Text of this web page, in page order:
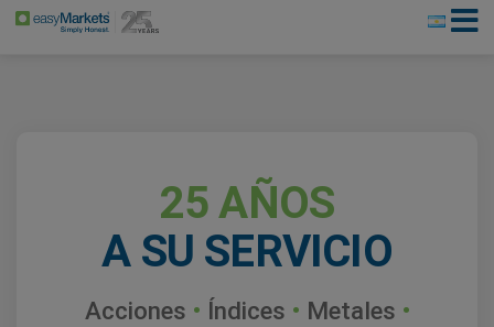
25 AÑOS
A SU SERVICIO
Acciones • Índices • Metales •